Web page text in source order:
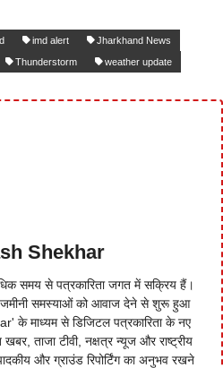
imd alert
Jharkhand News
Thunderstorm weather update
Shekhar
समय से पत्रकारिता जगत में सक्रिय हैं।
समस्याओं को आवाज देने से शुरू हुआ
माध्यम से डिजिटल पत्रकारिता के नए
ताजा टीवी, नक्षत्र न्यूज और राष्ट्रीय
और ग्राउंड रिपोर्टिंग का अनुभव रखने